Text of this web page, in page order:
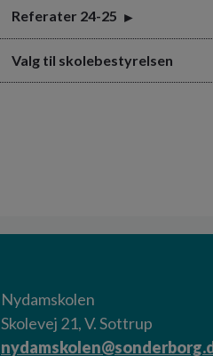
Referater 24-25
Valg til skolebestyrelsen
Nydamskolen
Skolevej 21, V. Sottrup